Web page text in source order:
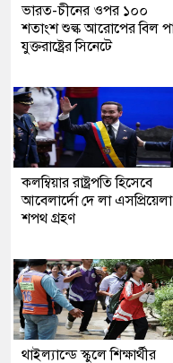
ভারত-চীনের ওপর ১০০
শতাংশ শুল্ক আরোপের বিল
যুক্তরাষ্ট্রের সিনেটে
কলম্বিয়ার রাষ্ট্রপতি হিসেবে
আবেলার্দো দে লা
শপথ গ্রহণ
থাইল্যান্ডে স্কুলে শিক্ষার্থীর